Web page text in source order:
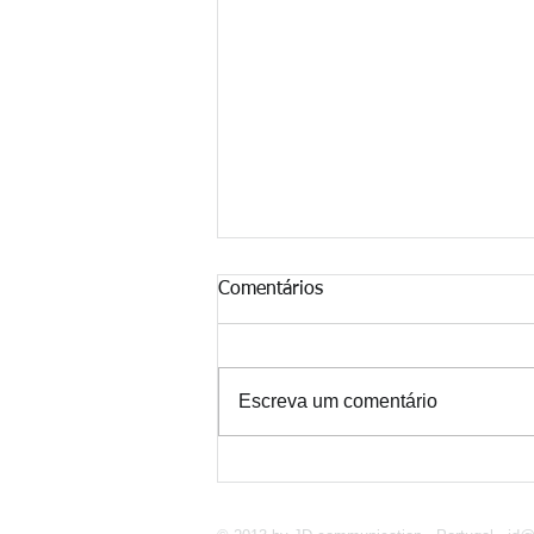
Comentários
Escreva um comentário